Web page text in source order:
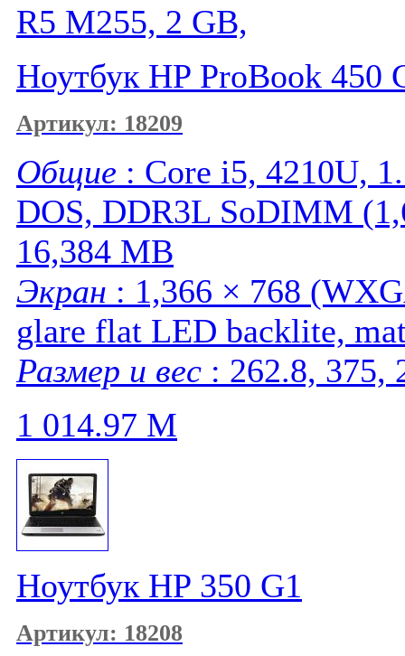
R5 M255, 2 GB,
Ноутбук HP ProBook 450
Артикул: 18209
Общие : Core i5, 4210U,
DOS, DDR3L SoDIMM
16,384 MB
Экран : 1,366 × 768
glare flat LED backlite,
Размер и вес : 262.8, 375,
1 014.97 M
Ноутбук HP 350 G1
Артикул: 18208